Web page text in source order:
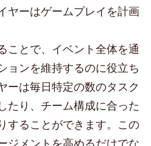
ヤーはゲームプレイを計画
ことで、イベント全体を通
ョンを維持するのに役立ち
ーは毎日特定の数のタスク
たり、チーム構成に合った
することができます。この